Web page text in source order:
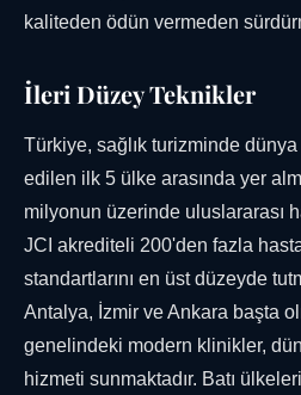
kaliteden ödün vermeden
İleri Düzey Teknikler
Türkiye, sağlık turizminde
edilen ilk 5 ülke arasında yer
milyonun üzerinde uluslararası
JCI akrediteli 200'den fazla
standartlarını en üst düzeyde
Antalya, İzmir ve Ankara başta
genelindeki modern klinikler,
hizmeti sunmaktadır. Batı